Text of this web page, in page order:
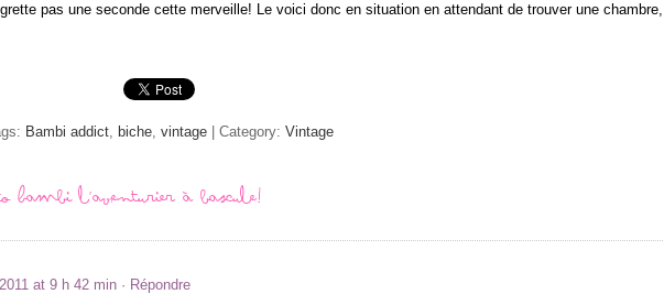
pas une seconde cette merveille! Le voici donc en situation en attendant de trouver une chambre,
Bambi addict biche vintage | Category: Vintage
l’aventurier à bascule!
at 9 h 42 min · Répondre